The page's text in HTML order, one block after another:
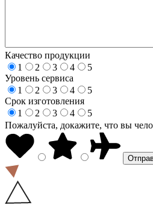
Качество продукции
1
2 3 4
5
Уровень сервиса
1
2 3 4
5
Срок изготовления
1
2 3 4
5
Пожалуйста, докажите, что вы